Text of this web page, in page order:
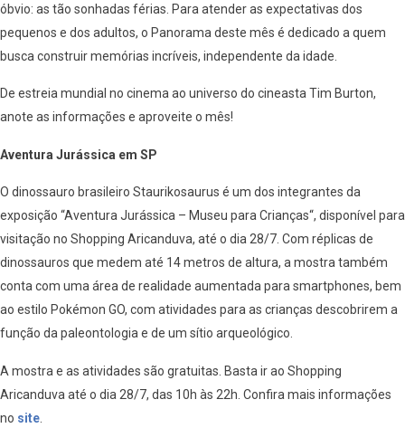
óbvio: as tão sonhadas férias. Para atender as expectativas dos
pequenos e dos adultos, o Panorama deste mês é dedicado a quem
busca construir memórias incríveis, independente da idade.
De estreia mundial no cinema ao universo do cineasta Tim Burton,
anote as informações e aproveite o mês!
Aventura Jurássica em SP
O dinossauro brasileiro Staurikosaurus é um dos integrantes da
exposição “Aventura Jurássica – Museu para Crianças“, disponível para
visitação no Shopping Aricanduva, até o dia 28/7. Com réplicas de
dinossauros que medem até 14 metros de altura, a mostra também
conta com uma área de realidade aumentada para smartphones, bem
ao estilo Pokémon GO, com atividades para as crianças descobrirem a
função da paleontologia e de um sítio arqueológico.
A mostra e as atividades são gratuitas. Basta ir ao Shopping
Aricanduva até o dia 28/7, das 10h às 22h. Confira mais informações
no site